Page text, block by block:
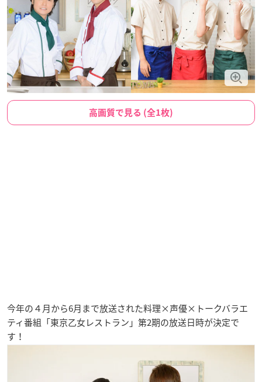
高画質で見る (全1枚)
今年の４月から6月まで放送された料理×声優×トークバラエ
ティ番組「東京乙女レストラン」第2期の放送日時が決定で
す！